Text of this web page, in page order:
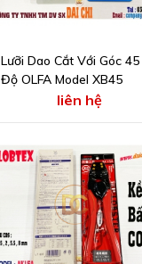
Lưỡi Dao Cắt Với Góc 45
Độ OLFA Model XB45
liên hệ